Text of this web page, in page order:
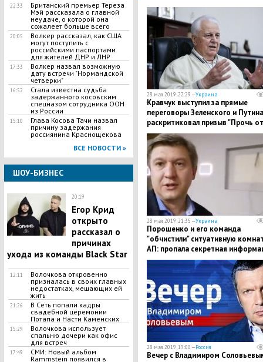
22:33
Британский премьер Тереза
Мэй рассказала о главной
неудаче, о которой она
сожалеет больше всего
20:05
Волкер рассказал, как США
могут поступить с
российскими паспортами
для жителей ДНР и ЛНР
17:33
Волкер назвал возможную
дату встречи "Нормандской
четверки"
16:52
Стала известна судьба
задержанного косовским
спецназом сотрудника ООН
из России
15:10
Глава Косова Тачи назвал
причину задержания
россиянина Краснощекова
ВСЕ НОВОСТИ »
ШОУ-БИЗНЕС
20:19
Егор Крид
открыто
рассказал о
причинах
ухода из команды Black Star
12:11
Волочкова откровенно
призналась в своих главных
недостатках, мешающих ей
жить
21:26
В Сеть попали кадры
свадебной церемонии
Потапа и Насти Каменских
15:29
Волочкова использует
спальню дочери как офис
для встреч
17:49
СМИ: Новый альбом
Rammstein появился в
28 мая 2019, 22:29 —Украина
Кравчук выступил за прямые
переговоры Зеленского и
раскритиковал призыв "Прочь от
Москвы"
28 мая 2019, 21:35 —Украина
Порошенко и его команда
"обчистили" ситуативную
АП: пропала секретная
– кадры
28 мая 2019, 19:00 —Россия
Вечер с Владимиром